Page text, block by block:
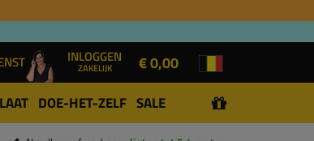
INLOGGEN
ZAKELIJK € 0,00
DOE-HET-ZELF SALE